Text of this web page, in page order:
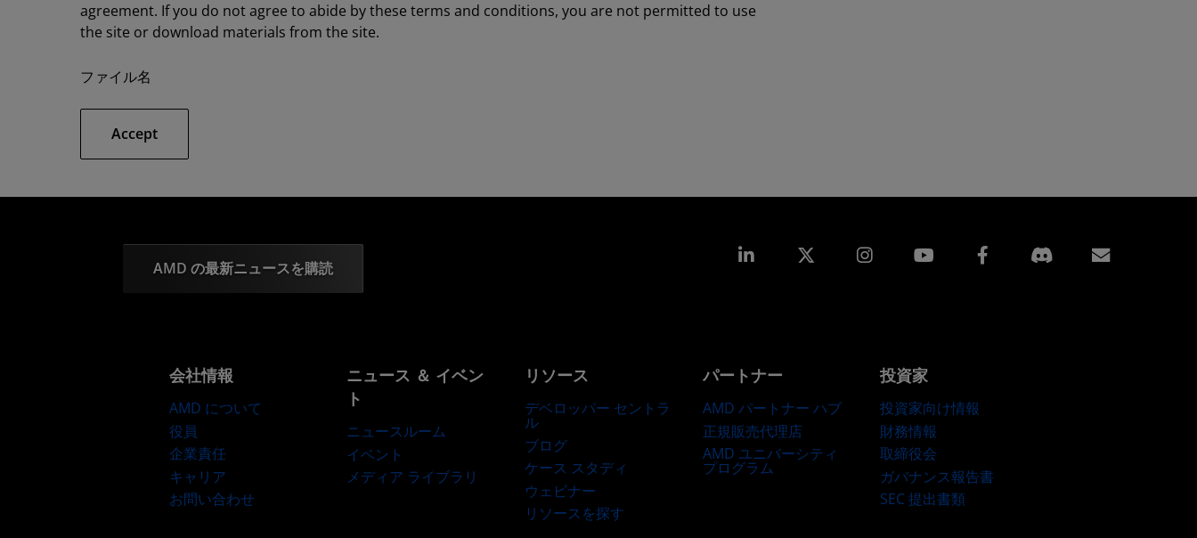
agreement. If you do not agree to abide by these terms and conditions, you are not permitted to use
the site or download materials from the site.
ファイル名
Accept
AMD の最新ニュースを購読
Linkedin Instagram Facebook
会社情報
AMD について
役員
企業責任
キャリア
お問い合わせ
ニュース ＆ イベン
ト
ニュースルーム
イベント
メディア ライブラリ
リソース
デベロッパー セントラ
ル
ブログ
ケース スタディ
ウェビナー
リソースを探す
パートナー
AMD パートナー ハブ
正規販売代理店
AMD ユニバーシティ
プログラム
投資家
投資家向け情報
財務情報
取締役会
ガバナンス報告書
SEC 提出書類